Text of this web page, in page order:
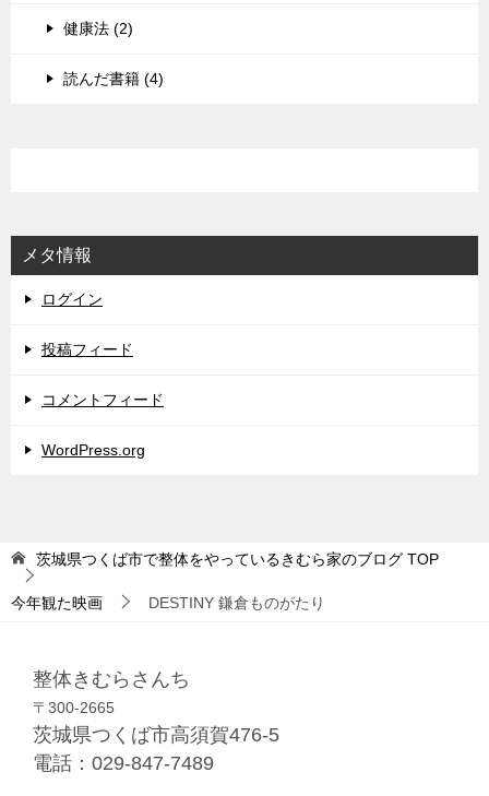
健康法 (2)
読んだ書籍 (4)
メタ情報
ログイン
投稿フィード
コメントフィード
WordPress.org
茨城県つくば市で整体をやっているきむら家のブログ TOP
今年観た映画 DESTINY 鎌倉ものがたり
整体きむらさんち
〒300-2665
茨城県つくば市高須賀476-5
電話：029-847-7489